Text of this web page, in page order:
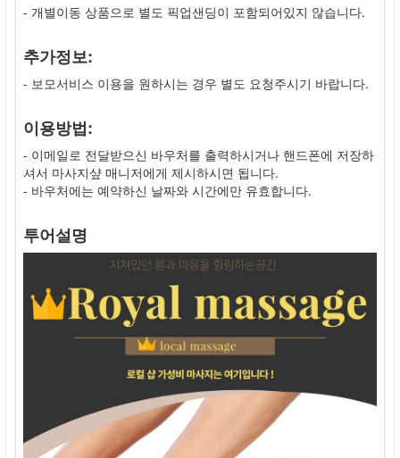
- 개별이동 상품으로 별도 픽업샌딩이 포함되어있지 않습니다.
추가정보:
- 보모서비스 이용을 원하시는 경우 별도 요청주시기 바랍니다.
이용방법:
- 이메일로 전달받으신 바우처를 출력하시거나 핸드폰에 저장하
셔서 마사지샾 매니저에게 제시하시면 됩니다.
- 바우처에는 예약하신 날짜와 시간에만 유효합니다.
투어설명